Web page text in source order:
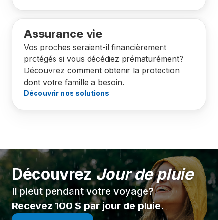
Assurance vie
Vos proches seraient-il financièrement
protégés si vous décédiez prématurément?
Découvrez comment obtenir la protection
dont votre famille a besoin.
Découvrir nos solutions
DécouvrezJour de pluie
Il pleut pendant votre voyage?
Recevez 100 $ par jour de pluie.